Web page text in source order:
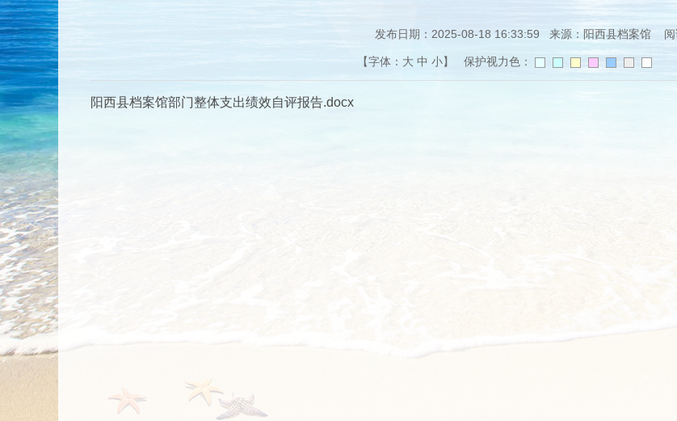
发布日期：2025-08-18 16:33:59 来源：阳西县档案馆 阅
【字体： 大 中 小】 保护视力色：
阳西县档案馆部门整体支出绩效自评报告.docx